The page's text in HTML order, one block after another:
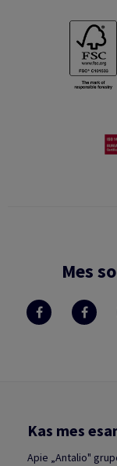
Mes
Kas mes
Apie „Antalio"